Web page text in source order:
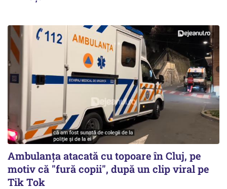
Ambulanța atacată cu topoare în Cluj, pe
motiv că "fură copii", după un clip viral pe
Tik Tok